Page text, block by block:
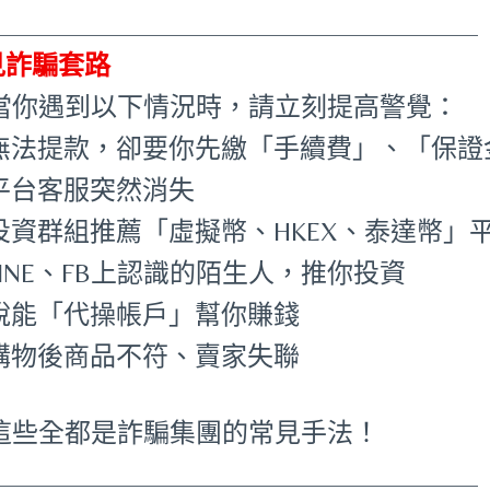
騙套路
你遇到以下情況時，請立刻提高警覺：
法提款，卻要你先繳「手續費」、「保證
台客服突然消失
資群組推薦「虛擬幣、HKEX、泰達幣」
、FB上認識的陌生人，推你投資
能「代操帳戶」幫你賺錢
物後商品不符、賣家失聯
些全都是詐騙集團的常見手法！